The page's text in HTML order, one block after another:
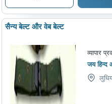
सैन्य बेल्ट और वेब बेल्ट
व्यापार
जय हिन्द